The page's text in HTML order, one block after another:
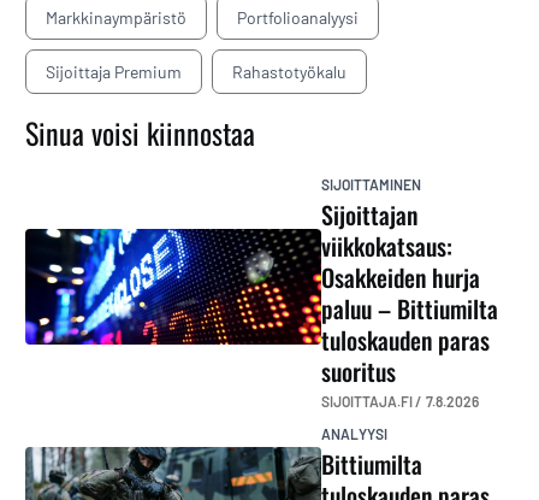
Markkinaympäristö Portfolioanalyysi
Sijoittaja Premium Rahastotyökalu
Sinua voisi kiinnostaa
SIJOITTAMINEN
Sijoittajan
viikkokatsaus:
Osakkeiden hurja
paluu – Bittiumilta
tuloskauden paras
suoritus
SIJOITTAJA.FI / 7.8.2026
ANALYYSI
Bittiumilta